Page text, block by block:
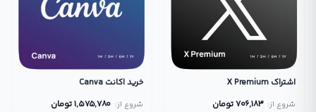
اشتراک X Premium
شروع از: 706,183تومان
خرید اکانت Canva
شروع از: 1,575,780تومان